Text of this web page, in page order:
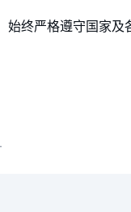
始终严格遵守国家